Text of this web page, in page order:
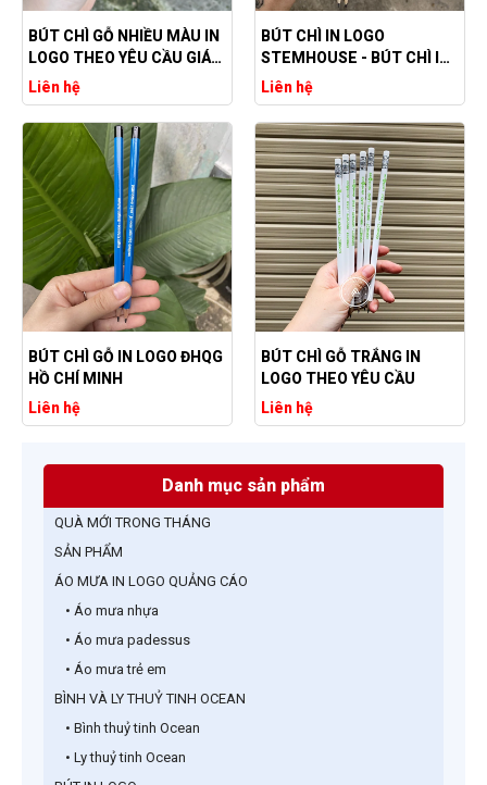
BÚT CHÌ GỖ NHIỀU MÀU IN
LOGO THEO YÊU CẦU GIÁ
RẺ
Liên hệ
BÚT CHÌ IN LOGO
STEMHOUSE - BÚT CHÌ IN
LOGO THEO YÊU CẦU
Liên hệ
BÚT CHÌ GỖ IN LOGO ĐHQG
HỒ CHÍ MINH
Liên hệ
BÚT CHÌ GỖ TRẮNG IN
LOGO THEO YÊU CẦU
Liên hệ
Danh mục sản phẩm
QUÀ MỚI TRONG THÁNG
SẢN PHẨM
ÁO MƯA IN LOGO QUẢNG CÁO
• Áo mưa nhựa
• Áo mưa padessus
• Áo mưa trẻ em
BÌNH VÀ LY THUỶ TINH OCEAN
• Bình thuỷ tinh Ocean
• Ly thuỷ tinh Ocean